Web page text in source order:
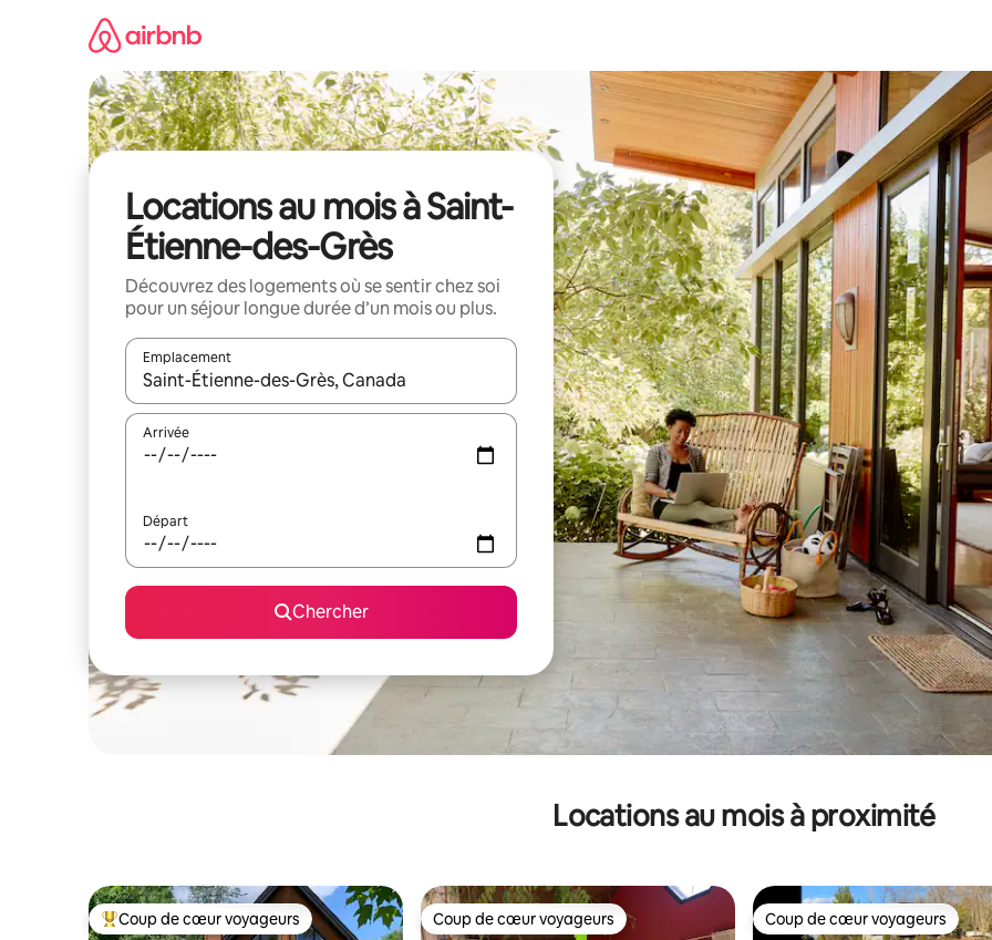
Locations au mois à Saint-
Étienne-des-Grès
Découvrez des logements où se sentir chez soi
pour un séjour longue durée d’un mois ou plus.
Emplacement
Quand les résultats sont affichés, parcourez-les en utilisant les flèches vers le haut et vers le bas, ou en appuyant
Arrivée
Départ
Chercher
Locations au mois à proximité
Coup de cœur voyageurs parmi les plus aimés
Coup de cœur voyageurs Coup de cœur voyageurs
Coup de cœur voyageurs Coup de cœur voyageurs
Coup de cœur voyageurs